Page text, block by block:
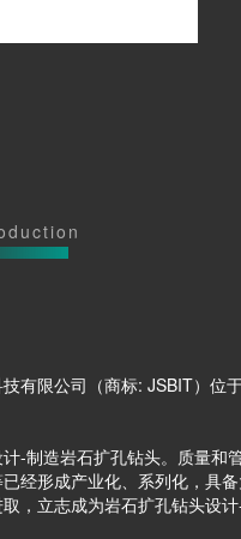
限公司（商标: JSBIT）位
制造岩石扩孔钻头。质量和
经形成产业化、系列化，具
，立志成为岩石扩孔钻头设